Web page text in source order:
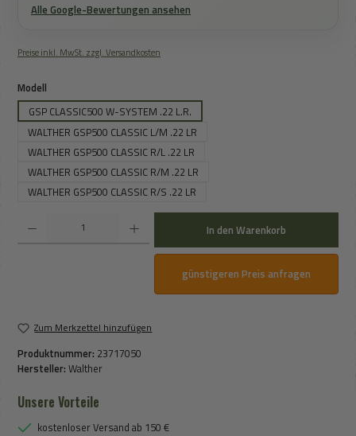
Alle Google-Bewertungen ansehen
Preise inkl. MwSt. zzgl. Versandkosten
Modell
GSP CLASSIC500 W-SYSTEM .22 L.R.
WALTHER GSP500 CLASSIC L/M .22 LR
WALTHER GSP500 CLASSIC R/L .22 LR
WALTHER GSP500 CLASSIC R/M .22 LR
WALTHER GSP500 CLASSIC R/S .22 LR
In den Warenkorb
günstigeren Preis anfragen
Zum Merkzettel hinzufügen
Produktnummer: 23717050
Hersteller: Walther
Unsere Vorteile
kostenloser Versand ab 150 €